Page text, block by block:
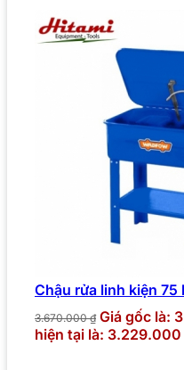
Chậu rửa linh kiện 75
3.670.000₫ Giá gốc là:
hiện tại là: 3.229.000